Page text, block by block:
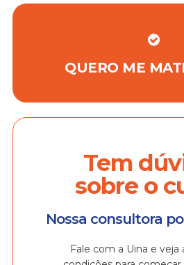
QUERO ME
Tem
sobre o
Nossa consultora
Fale com a Uina e veja